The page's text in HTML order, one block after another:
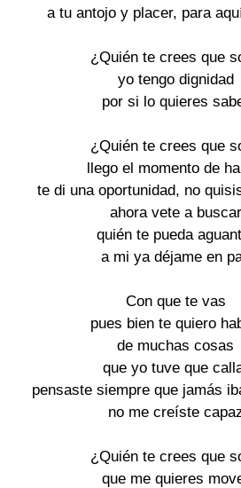
a tu antojo y placer, para
¿Quién te crees que
yo tengo dignidad
por si lo quieres
¿Quién te crees que
llego el momento de
te di una oportunidad, no
ahora vete a buscar
quién te pueda
a mi ya déjame en
Con que te vas
pues bien te quiero
de muchas cosas
que yo tuve que
pensaste siempre que jamás
no me creíste
¿Quién te crees que
que me quieres